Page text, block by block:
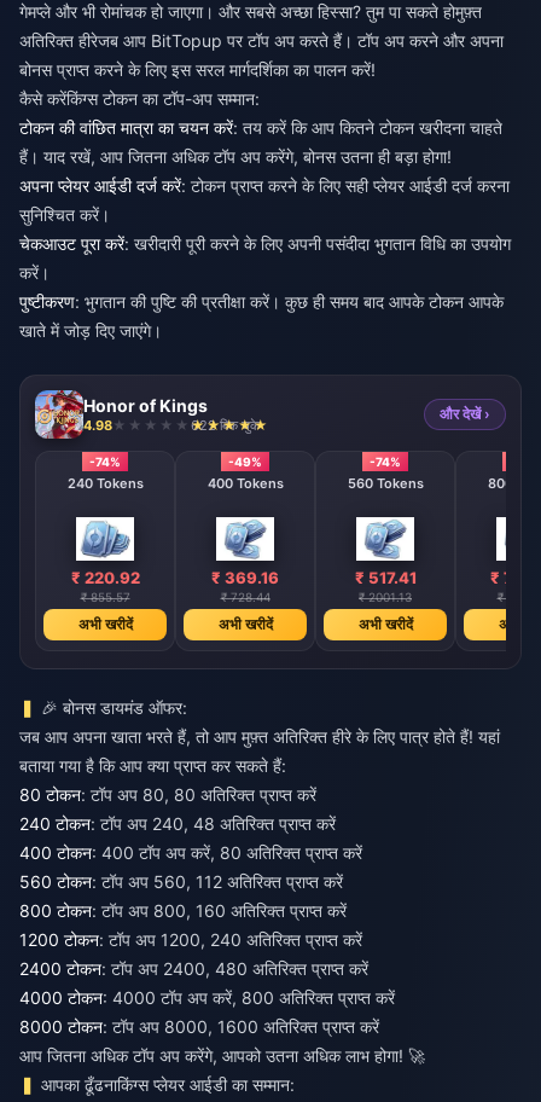
गेमप्ले और भी रोमांचक हो जाएगा। और सबसे अच्छा हिस्सा? तुम पा सकते होमुफ़्त
अतिरिक्त हीरेजब आप BitTopup पर टॉप अप करते हैं। टॉप अप करने और अपना
बोनस प्राप्त करने के लिए इस सरल मार्गदर्शिका का पालन करें!
कैसे करेंकिंग्स टोकन का टॉप-अप सम्मान:
टोकन की वांछित मात्रा का चयन करें: तय करें कि आप कितने टोकन खरीदना चाहते
हैं। याद रखें, आप जितना अधिक टॉप अप करेंगे, बोनस उतना ही बड़ा होगा!
अपना प्लेयर आईडी दर्ज करें: टोकन प्राप्त करने के लिए सही प्लेयर आईडी दर्ज करना
सुनिश्चित करें।
चेकआउट पूरा करें: खरीदारी पूरी करने के लिए अपनी पसंदीदा भुगतान विधि का उपयोग
करें।
पुष्टीकरण: भुगतान की पुष्टि की प्रतीक्षा करें। कुछ ही समय बाद आपके टोकन आपके
खाते में जोड़ दिए जाएंगे।
Honor of Kings
4.98 622 बिक चुके
और देखें ›
-74%
240 Tokens
₹ 220.92
₹ 855.57
अभी खरीदें
-49%
400 Tokens
₹ 369.16
₹ 728.44
अभी खरीदें
-74%
560 Tokens
₹ 517.41
₹ 2001.13
अभी खरीदें
₹
₹
अभी
🎉 बोनस डायमंड ऑफर:
जब आप अपना खाता भरते हैं, तो आप मुफ़्त अतिरिक्त हीरे के लिए पात्र होते हैं! यहां
बताया गया है कि आप क्या प्राप्त कर सकते हैं:
80 टोकन: टॉप अप 80, 80 अतिरिक्त प्राप्त करें
240 टोकन: टॉप अप 240, 48 अतिरिक्त प्राप्त करें
400 टोकन: 400 टॉप अप करें, 80 अतिरिक्त प्राप्त करें
560 टोकन: टॉप अप 560, 112 अतिरिक्त प्राप्त करें
800 टोकन: टॉप अप 800, 160 अतिरिक्त प्राप्त करें
1200 टोकन: टॉप अप 1200, 240 अतिरिक्त प्राप्त करें
2400 टोकन: टॉप अप 2400, 480 अतिरिक्त प्राप्त करें
4000 टोकन: 4000 टॉप अप करें, 800 अतिरिक्त प्राप्त करें
8000 टोकन: टॉप अप 8000, 1600 अतिरिक्त प्राप्त करें
आप जितना अधिक टॉप अप करेंगे, आपको उतना अधिक लाभ होगा! 🚀
आपका ढूँढनाकिंग्स प्लेयर आईडी का सम्मान: